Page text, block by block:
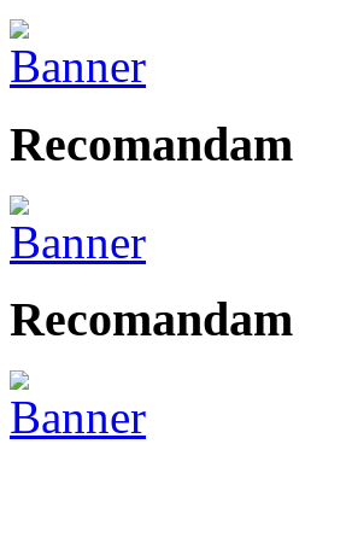
Recomandam
Recomandam